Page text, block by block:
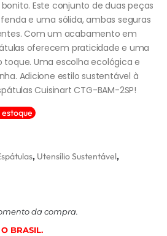
Este conjunto de duas peças
e uma sólida, ambas seguras
Com um acabamento em
oferecem praticidade e uma
toque. Uma escolha ecológica e
Adicione estilo sustentável à
Cuisinart CTG-BAM-2SP!
, Utensílio Sustentável,
da compra.
BRASIL.